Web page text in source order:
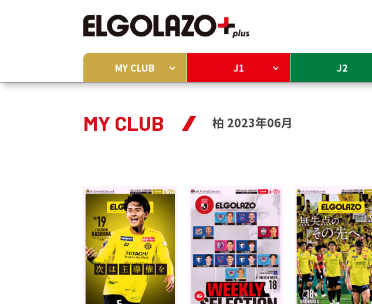
MY CLUB J1 J2
MY CLUB 柏 2023年06月